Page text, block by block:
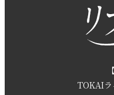
【電話受付時間
TOKAIラ